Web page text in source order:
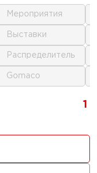
1
мероприятия
выставки
распределитель
gomaco